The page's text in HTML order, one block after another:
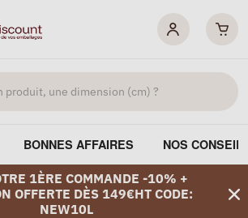
BONNES AFFAIRES NOS
1ÈRE COMMANDE -10% +
OFFERTE DÈS 149€HT CODE:
NEW10L